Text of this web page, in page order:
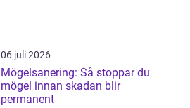
06 juli 2026
Mögelsanering: Så stoppar du
mögel innan skadan blir
permanent